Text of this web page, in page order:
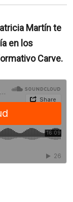
Martín te
en los
Carve.